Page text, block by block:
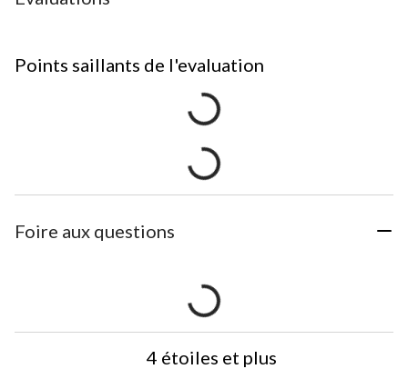
Points saillants de l'evaluation
Foire aux questions
4 étoiles et plus